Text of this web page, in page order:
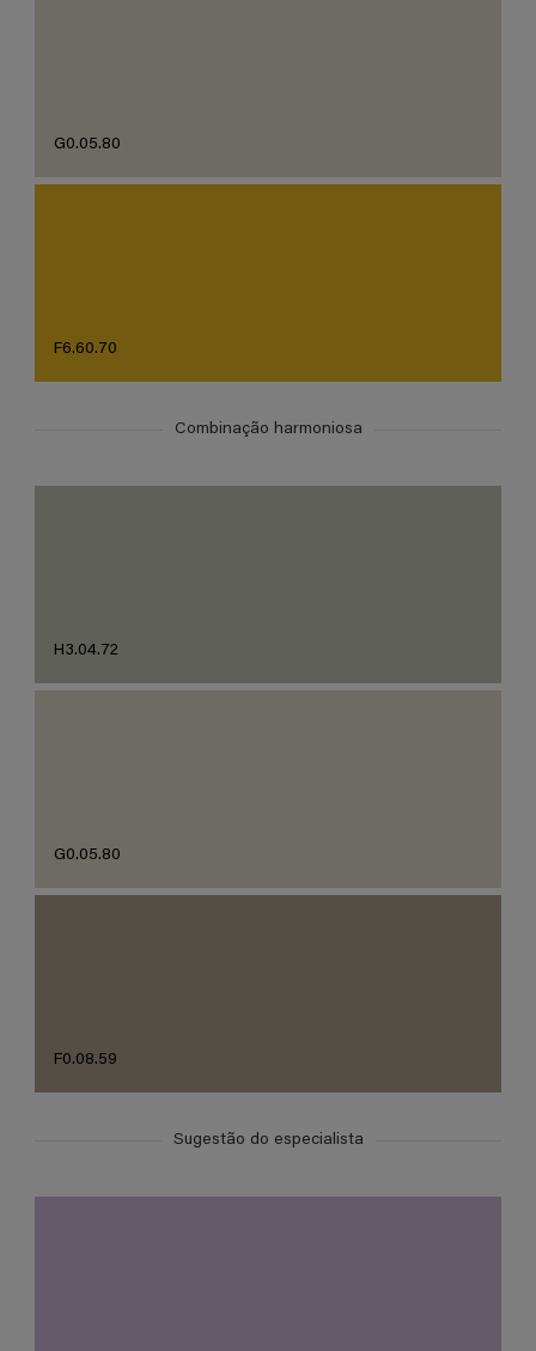
G0.05.80
F6.60.70
Combinação harmoniosa
H3.04.72
G0.05.80
F0.08.59
Sugestão do especialista